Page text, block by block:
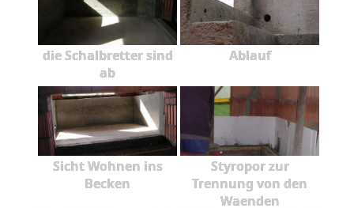
die Schalbretter sind
ab
Ablauf
Sicht Wohnen ins
Becken
Styropor zur
Trennung von den
Waenden